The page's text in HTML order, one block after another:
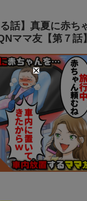
る話】真夏に赤ち
ママ友【第７話】